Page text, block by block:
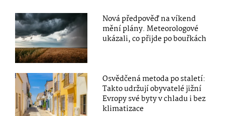
Nová předpověď na víkend
mění plány. Meteorologové
ukázali, co přijde po bouřkách
Osvědčená metoda po staletí:
Takto udržují obyvatelé jižní
Evropy své byty v chladu i bez
klimatizace